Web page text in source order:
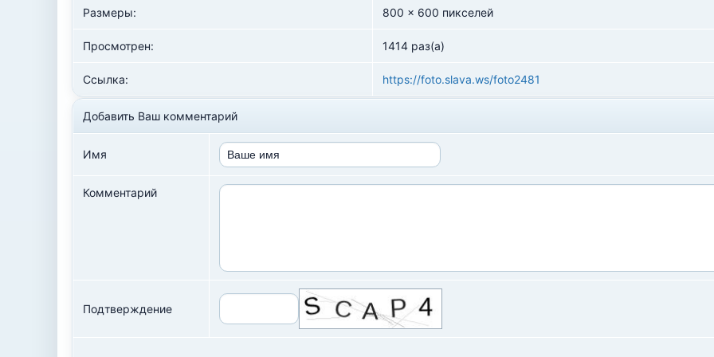
Размеры: 800 x 600 пикселей
Просмотрен: 1414 раз(а)
Ссылка: https://foto.slava.ws/foto2481
Добавить Ваш комментарий
Имя
Комментарий
Подтверждение